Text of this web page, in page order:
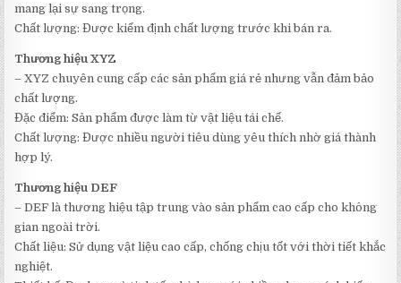
mang lại sự sang trọng.
Chất lượng: Được kiểm định chất lượng trước khi bán ra.
Thương hiệu XYZ
– XYZ chuyên cung cấp các sản phẩm giá rẻ nhưng vẫn đảm bảo
chất lượng.
Đặc điểm: Sản phẩm được làm từ vật liệu tái chế.
Chất lượng: Được nhiều người tiêu dùng yêu thích nhờ giá thành
hợp lý.
Thương hiệu DEF
– DEF là thương hiệu tập trung vào sản phẩm cao cấp cho không
gian ngoài trời.
Chất liệu: Sử dụng vật liệu cao cấp, chống chịu tốt với thời tiết khắc
nghiệt.